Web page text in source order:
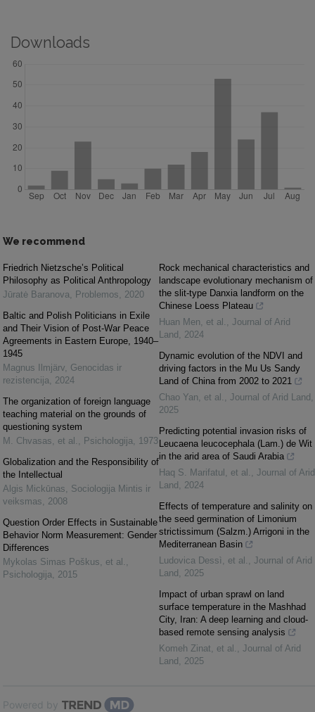
Downloads
We recommend
Friedrich Nietzsche’s Political
Philosophy as Political Anthropology
Jūratė Baranova, Problemos, 2020
Baltic and Polish Politicians in Exile
and Their Vision of Post-War Peace
Agreements in Eastern Europe, 1940–
1945
Magnus Ilmjärv, Genocidas ir
rezistencija, 2024
The organization of foreign language
teaching material on the grounds of
questioning system
M. Chvasas, et al. , Psichologija, 1973
Globalization and the Responsibility of
the Intellectual
Algis Mickūnas, Sociologija Mintis ir
veiksmas, 2008
Question Order Effects in Sustainable
Behavior Norm Measurement: Gender
Differences
Mykolas Simas Poškus, et al. ,
Psichologija, 2015
Rock mechanical characteristics and
landscape evolutionary mechanism of
the slit-type Danxia landform on the
Chinese Loess Plateau
Huan Men, et al. , Journal of Arid
Land , 2024
Dynamic evolution of the NDVI and
driving factors in the Mu Us Sandy
Land of China from 2002 to 2021
Chao Yan, et al. , Journal of Arid Land ,
2025
Predicting potential invasion risks of
Leucaena leucocephala (Lam.) de Wit
in the arid area of Saudi Arabia
Haq S. Marifatul, et al. , Journal of Arid
Land , 2024
Effects of temperature and salinity on
the seed germination of Limonium
strictissimum (Salzm.) Arrigoni in the
Mediterranean Basin
Ludovica Dessì, et al. , Journal of Arid
Land , 2025
Impact of urban sprawl on land
surface temperature in the Mashhad
City, Iran: A deep learning and cloud-
based remote sensing analysis
Komeh Zinat, et al. , Journal of Arid
Land , 2025
Powered by